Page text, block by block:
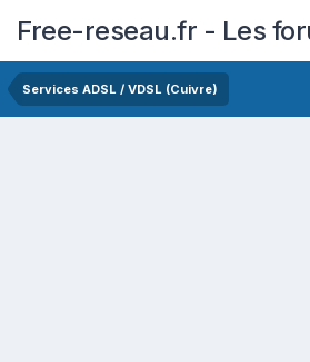
Free-reseau.fr - Les
Services ADSL / VDSL (Cuivre)